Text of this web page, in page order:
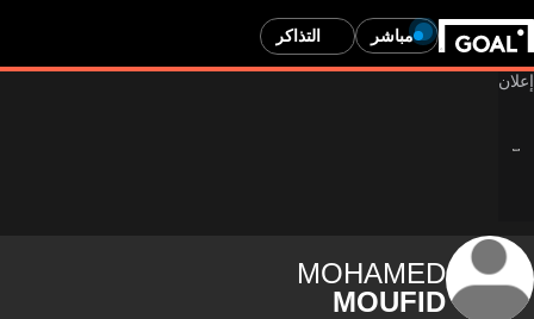
مباشر التذاكر
MOHAMED
MOUFID